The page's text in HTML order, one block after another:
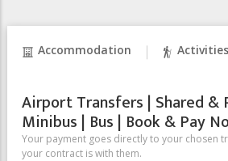
Accommodation Activities
Airport Transfers | Shared &
Minibus | Bus | Book & Pay
Your payment goes directly to your chosen
your contract is with them.